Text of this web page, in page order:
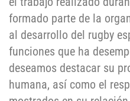
formado parte de la
al desarrollo del rugby
funciones que ha
deseamos destacar su
humana, así como el